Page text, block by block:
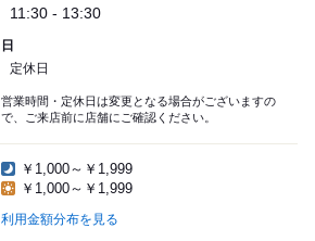
11:30 - 13:30
日
定休日
営業時間・定休日は変更となる場合がございますの
で、ご来店前に店舗にご確認ください。
￥1,000～￥1,999
￥1,000～￥1,999
利用金額分布を見る